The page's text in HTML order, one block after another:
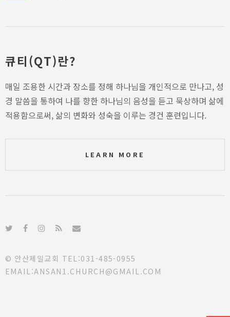
큐티(QT)란?
매일 조용한 시간과 장소를 정해 하나님을 개인적으로 만나고, 성
경 말씀을 통하여 나를 향한 하나님의 음성을 듣고 묵상하며 삶에
적용함으로써, 삶의 변화와 성숙을 이루는 경건 훈련입니다.
LEARN MORE
© 안산제일교회 TEL:031-485-0955
EMAIL:ANSAN1.CHURCH@GMAIL.COM